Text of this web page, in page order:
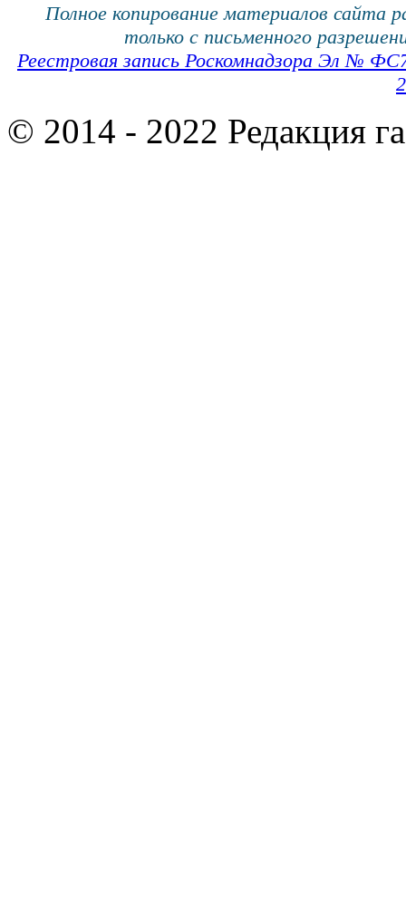
Полное копирование материалов сайта
только с письменного
Реестровая запись Роскомнадзора Эл №
© 2014 - 2022 Редакция